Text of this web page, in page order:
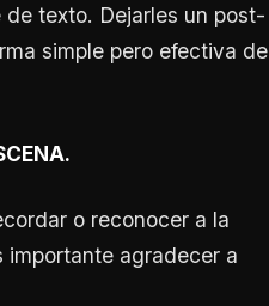
texto. Dejarles un post-
simple pero efectiva de
o reconocer a la
importante agradecer a